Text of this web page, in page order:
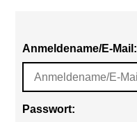
Anmeldename/E-Mail:
Passwort: